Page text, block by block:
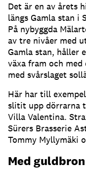
Det är en av årets
längs Gamla stan i
På nybyggda
av tre nivåer med
Gamla stan, håller
växa fram och
med svårslaget
Här har till
slitit upp dörrarna
Villa Valentina.
Sürers Brasserie
Tommy Myllymäki
Med